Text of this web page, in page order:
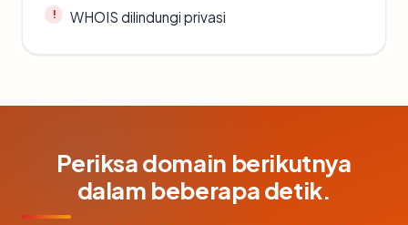
WHOIS dilindungi privasi
Periksa domain berikutnya
dalam beberapa detik.